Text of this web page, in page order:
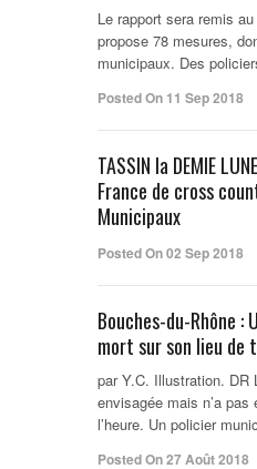
Le rapport sera remis
propose 78 mesures,
municipaux. Des
Posted On 11 Sep 2018
TASSIN la DEMIE
France de cross
Municipaux
Posted On 02 Sep 2018
Bouches-du-Rhône :
mort sur son lieu de
par Y.C. Illustration.
envisagée mais n’a
l’heure. Un policier
Posted On 27 Août 2018